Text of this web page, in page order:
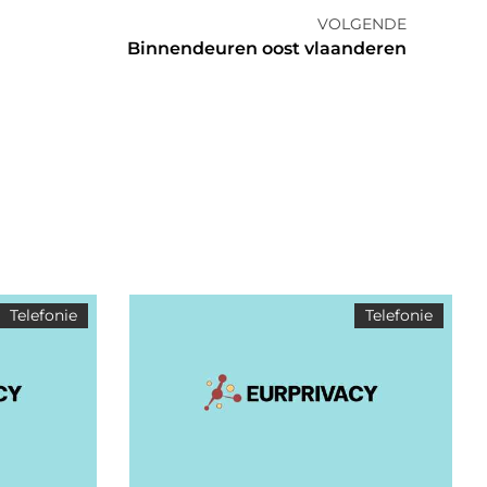
VOLGENDE
Binnendeuren oost vlaanderen
Telefonie Telefonie